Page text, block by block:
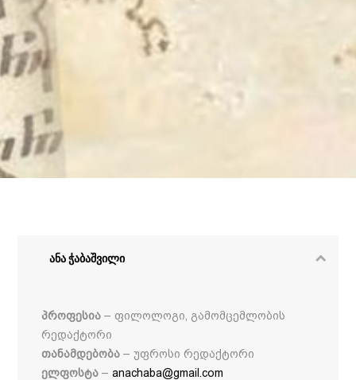
ანა ჭაბაშვილი
პროფესია – ფილოლოგი, გამომცემლობის
რედაქტორი
თანამდებობა – უფროსი რედაქტორი
ელფოსტა –anachaba@gmail.com